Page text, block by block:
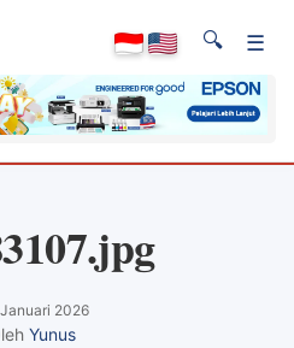
🔍 ☰
2026
Yunus